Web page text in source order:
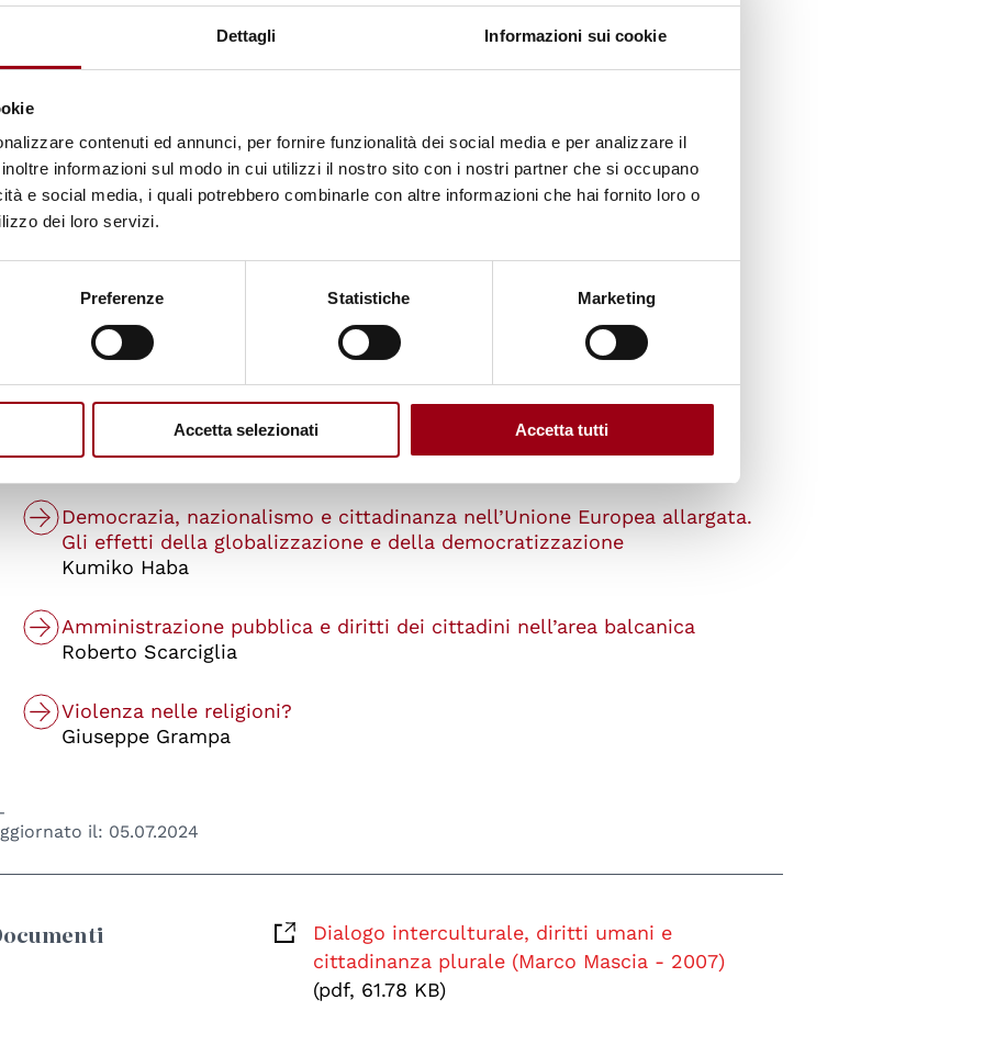
Dettagli Informazioni sui cookie
contenuti ed annunci, per fornire funzionalità dei social media e per analizzare il
informazioni sul modo in cui utilizzi il nostro sito con i nostri partner che si occupano
e social media, i quali potrebbero combinarle con altre informazioni che hai fornito loro o
dei loro servizi.
Preferenze Statistiche Marketing
Accetta selezionati Accetta tutti
L’integrazione del dialogo interculturale nelle attività del Consiglio
d’Europa, dell’OSCE e dell’UNESCO
Facciamo ancora una volta i conti senza le persone? Sicurezza umana
nella città inclusiva e dimensione politica del dialogo interculturale
Klaus Starl
La diversità nella città e il dialogo interreligioso
Enzo Pace
Diritti umani, multiculturalismo e dimensione di genere
L’inclusione come strumento di tutela dei diritti umani
Giampiero Griffo
Democrazia, nazionalismo e cittadinanza nell’Unione Europea allargata.
Gli effetti della globalizzazione e della democratizzazione
Kumiko Haba
Amministrazione pubblica e diritti dei cittadini nell’area balcanica
Roberto Scarciglia
Violenza nelle religioni?
Giuseppe Grampa
il: 05.07.2024
Dialogo interculturale, diritti umani e
cittadinanza plurale (Marco Mascia - 2007)
(pdf, 61.78 KB)